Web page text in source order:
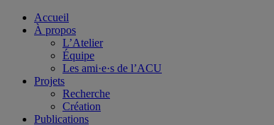
Accueil
À propos
L’Atelier
Équipe
Les ami·e·s de l’ACU
Projets
Recherche
Création
Publications